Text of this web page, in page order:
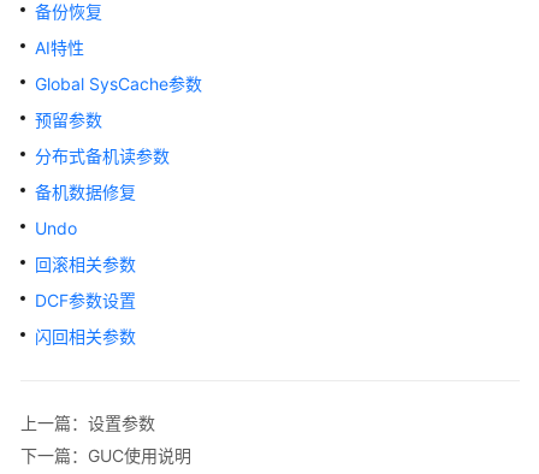
开
指
南
布
式
_V2.0-
开
发
中
式
备份恢复
AI特性
Global SysCache参数
预留参数
分布式备机读参数
备机数据修复
Undo
回滚相关参数
DCF参数设置
闪回相关参数
上一篇：设置参数
下一篇：GUC使用说明